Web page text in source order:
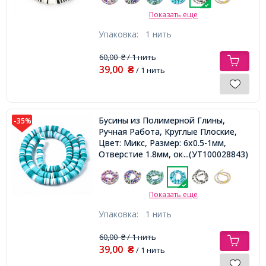
Показать еще
Упаковка: 1 нить
60,00₴/ 1 нить
39,00 ₴/ 1 нить
-35%
Бусины из Полимерной Глины,
Ручная Работа, Круглые Плоские,
Цвет: Микс, Размер: 6x0.5-1мм,
Отверстие 1.8мм, около
290шт/38см/нить,
...(УТ100028843)
Показать еще
Упаковка: 1 нить
60,00₴/ 1 нить
39,00 ₴/ 1 нить